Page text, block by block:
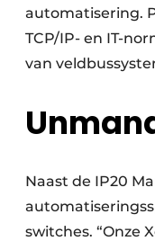
automatisering.
TCP/IP- en IT-
van
Naast de IP20
switches. “Onze